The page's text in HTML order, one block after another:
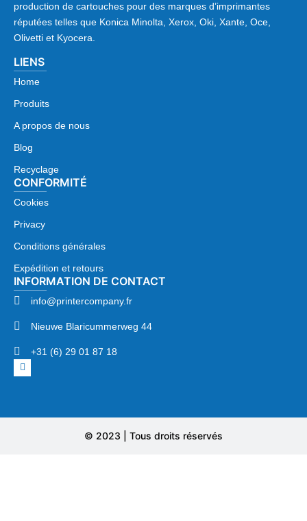
production de cartouches pour des marques d’imprimantes
réputées telles que Konica Minolta, Xerox, Oki, Xante, Oce,
Olivetti et Kyocera.
LIENS
Home
Produits
A propos de nous
Blog
Recyclage
CONFORMITÉ
Cookies
Privacy
Conditions générales
Expédition et retours
INFORMATION DE CONTACT
info@printercompany.fr
Nieuwe Blaricummerweg 44
+31 (6) 29 01 87 18
© 2023 | Tous droits réservés